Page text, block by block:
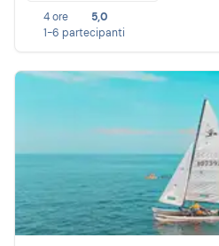
4 ore
5,0
1-6 partecipanti